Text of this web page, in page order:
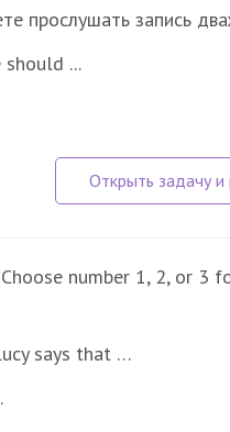
прослушать запись
should ...
number 1, 2, or 3
says that …